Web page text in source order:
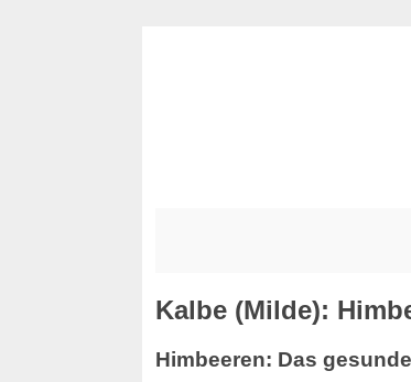
Kalbe (Milde):
Himbeeren: Das